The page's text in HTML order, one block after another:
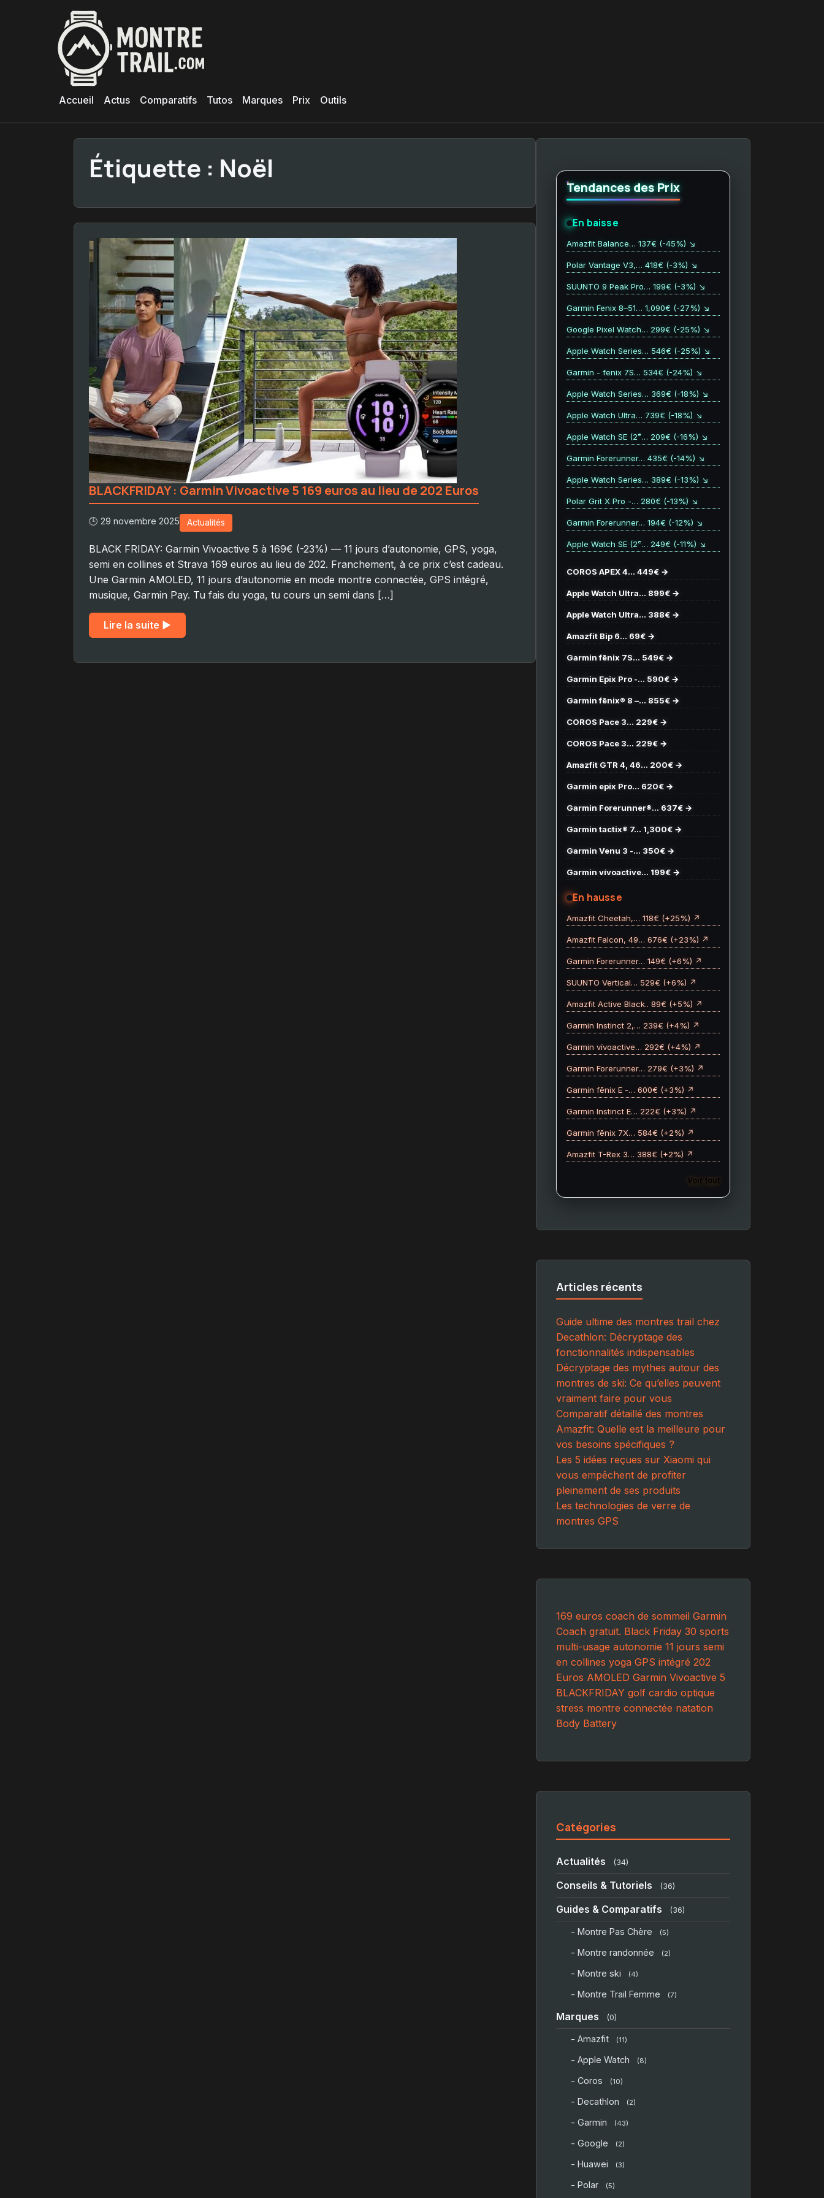
Accueil Actus Comparatifs Tutos Marques Prix Outils
Étiquette : Noël
BLACKFRIDAY : Garmin Vivoactive 5 169 euros au lieu de 202 Euros
🕒 29 novembre 2025 Actualités
BLACK FRIDAY: Garmin Vivoactive 5 à 169€ (-23%) — 11 jours d’autonomie, GPS, yoga,
semi en collines et Strava 169 euros au lieu de 202. Franchement, à ce prix c’est cadeau.
Une Garmin AMOLED, 11 jours d’autonomie en mode montre connectée, GPS intégré,
musique, Garmin Pay. Tu fais du yoga, tu cours un semi dans […]
Lire la suite ▶︎
Tendances des Prix
En baisse
Amazfit Balance… 137€ (-45%) ↘
Polar Vantage V3,… 418€ (-3%) ↘
SUUNTO 9 Peak Pro… 199€ (-3%) ↘
Garmin Fenix 8–51… 1,090€ (-27%) ↘
Google Pixel Watch… 299€ (-25%) ↘
Apple Watch Series… 546€ (-25%) ↘
Garmin - fenix 7S… 534€ (-24%) ↘
Apple Watch Series… 369€ (-18%) ↘
Apple Watch Ultra… 739€ (-18%) ↘
Apple Watch SE (2ᵉ… 209€ (-16%) ↘
Garmin Forerunner… 435€ (-14%) ↘
Apple Watch Series… 389€ (-13%) ↘
Polar Grit X Pro -… 280€ (-13%) ↘
Garmin Forerunner… 194€ (-12%) ↘
Apple Watch SE (2ᵉ… 249€ (-11%) ↘
COROS APEX 4… 449€ →
Apple Watch Ultra… 899€ →
Apple Watch Ultra… 388€ →
Amazfit Bip 6… 69€ →
Garmin fēnix 7S… 549€ →
Garmin Epix Pro -… 590€ →
Garmin fēnix® 8 –… 855€ →
COROS Pace 3… 229€ →
COROS Pace 3… 229€ →
Amazfit GTR 4, 46… 200€ →
Garmin epix Pro… 620€ →
Garmin Forerunner®… 637€ →
Garmin tactix® 7… 1,300€ →
Garmin Venu 3 -… 350€ →
Garmin vívoactive… 199€ →
En hausse
Amazfit Cheetah,… 118€ (+25%) ↗
Amazfit Falcon, 49… 676€ (+23%) ↗
Garmin Forerunner… 149€ (+6%) ↗
SUUNTO Vertical… 529€ (+6%) ↗
Amazfit Active Black.. 89€ (+5%) ↗
Garmin Instinct 2,… 239€ (+4%) ↗
Garmin vívoactive… 292€ (+4%) ↗
Garmin Forerunner… 279€ (+3%) ↗
Garmin fēnix E -… 600€ (+3%) ↗
Garmin Instinct E… 222€ (+3%) ↗
Garmin fēnix 7X… 584€ (+2%) ↗
Amazfit T-Rex 3… 388€ (+2%) ↗
Voir tout
Articles récents
Guide ultime des montres trail chez
Decathlon: Décryptage des
fonctionnalités indispensables
Décryptage des mythes autour des
montres de ski: Ce qu’elles peuvent
vraiment faire pour vous
Comparatif détaillé des montres
Amazfit: Quelle est la meilleure pour
vos besoins spécifiques ?
Les 5 idées reçues sur Xiaomi qui
vous empêchent de profiter
pleinement de ses produits
Les technologies de verre de
montres GPS
169 euros coach de sommeil Garmin
Coach gratuit. Black Friday 30 sports
multi-usage autonomie 11 jours semi
en collines yoga GPS intégré 202
Euros AMOLED Garmin Vivoactive 5
BLACKFRIDAY golf cardio optique
stress montre connectée natation
Body Battery
Catégories
Actualités (34)
Conseils & Tutoriels (36)
Guides & Comparatifs (36)
- Montre Pas Chère (5)
- Montre randonnée (2)
- Montre ski (4)
- Montre Trail Femme (7)
Marques (0)
- Amazfit (11)
- Apple Watch (8)
- Coros (10)
- Decathlon (2)
- Garmin (43)
- Google (2)
- Huawei (3)
- Polar (5)